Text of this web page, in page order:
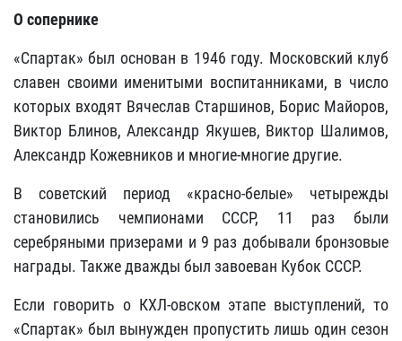
О сопернике
«Спартак» был основан в 1946 году. Московский клуб
славен своими именитыми воспитанниками, в число
которых входят Вячеслав Старшинов, Борис Майоров,
Виктор Блинов, Александр Якушев, Виктор Шалимов,
Александр Кожевников и многие-многие другие.
В советский период «красно-белые» четырежды
становились чемпионами СССР, 11 раз были
серебряными призерами и 9 раз добывали бронзовые
награды. Также дважды был завоеван Кубок СССР.
Если говорить о КХЛ-овском этапе выступлений, то
«Спартак» был вынужден пропустить лишь один сезон